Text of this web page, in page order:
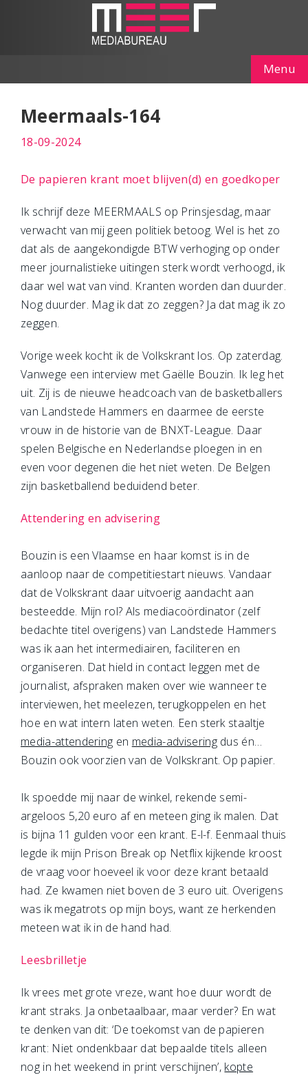
Menu
Meermaals-164
18-09-2024
De papieren krant moet blijven(d) en goedkoper
Ik schrijf deze MEERMAALS op Prinsjesdag, maar
verwacht van mij geen politiek betoog. Wel is het zo
dat als de aangekondigde BTW verhoging op onder
meer journalistieke uitingen sterk wordt verhoogd, ik
daar wel wat van vind. Kranten worden dan duurder.
Nog duurder. Mag ik dat zo zeggen? Ja dat mag ik zo
zeggen.
Vorige week kocht ik de Volkskrant los. Op zaterdag.
Vanwege een interview met Gaëlle Bouzin. Ik leg het
uit. Zij is de nieuwe headcoach van de basketballers
van Landstede Hammers en daarmee de eerste
vrouw in de historie van de BNXT-League. Daar
spelen Belgische en Nederlandse ploegen in en
even voor degenen die het niet weten. De Belgen
zijn basketballend beduidend beter.
Attendering en advisering
Bouzin is een Vlaamse en haar komst is in de
aanloop naar de competitiestart nieuws. Vandaar
dat de Volkskrant daar uitvoerig aandacht aan
besteedde. Mijn rol? Als mediacoördinator (zelf
bedachte titel overigens) van Landstede Hammers
was ik aan het intermediairen, faciliteren en
organiseren. Dat hield in contact leggen met de
journalist, afspraken maken over wie wanneer te
interviewen, het meelezen, terugkoppelen en het
hoe en wat intern laten weten. Een sterk staaltje
media-attendering en media-adviseringdus én…
Bouzin ook voorzien van de Volkskrant. Op papier.
Ik spoedde mij naar de winkel, rekende semi-
argeloos 5,20 euro af en meteen ging ik malen. Dat
is bijna 11 gulden voor een krant. E-l-f. Eenmaal thuis
legde ik mijn Prison Break op Netflix kijkende kroost
de vraag voor hoeveel ik voor deze krant betaald
had. Ze kwamen niet boven de 3 euro uit. Overigens
was ik megatrots op mijn boys, want ze herkenden
meteen wat ik in de hand had.
Leesbrilletje
Ik vrees met grote vreze, want hoe duur wordt de
krant straks. Ja onbetaalbaar, maar verder? En wat
te denken van dit: ‘De toekomst van de papieren
krant: Niet ondenkbaar dat bepaalde titels alleen
nog in het weekend in print verschijnen’, kopte